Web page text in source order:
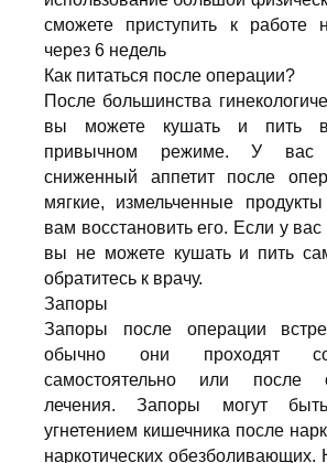
сможете приступить к работе
через 6 недель
Как питаться после операции?
После большинства
вы можете кушать и пить в
привычном режиме. У вас
сниженный аппетит после
мягкие, измельченные
вам восстановить его. Если у вас
вы не можете кушать и пить
обратитесь к врачу.
Запоры
Запоры после операции
обычно они проходят
самостоятельно или после
лечения. Запоры могут
угнетением кишечника после
наркотических обезболивающих.